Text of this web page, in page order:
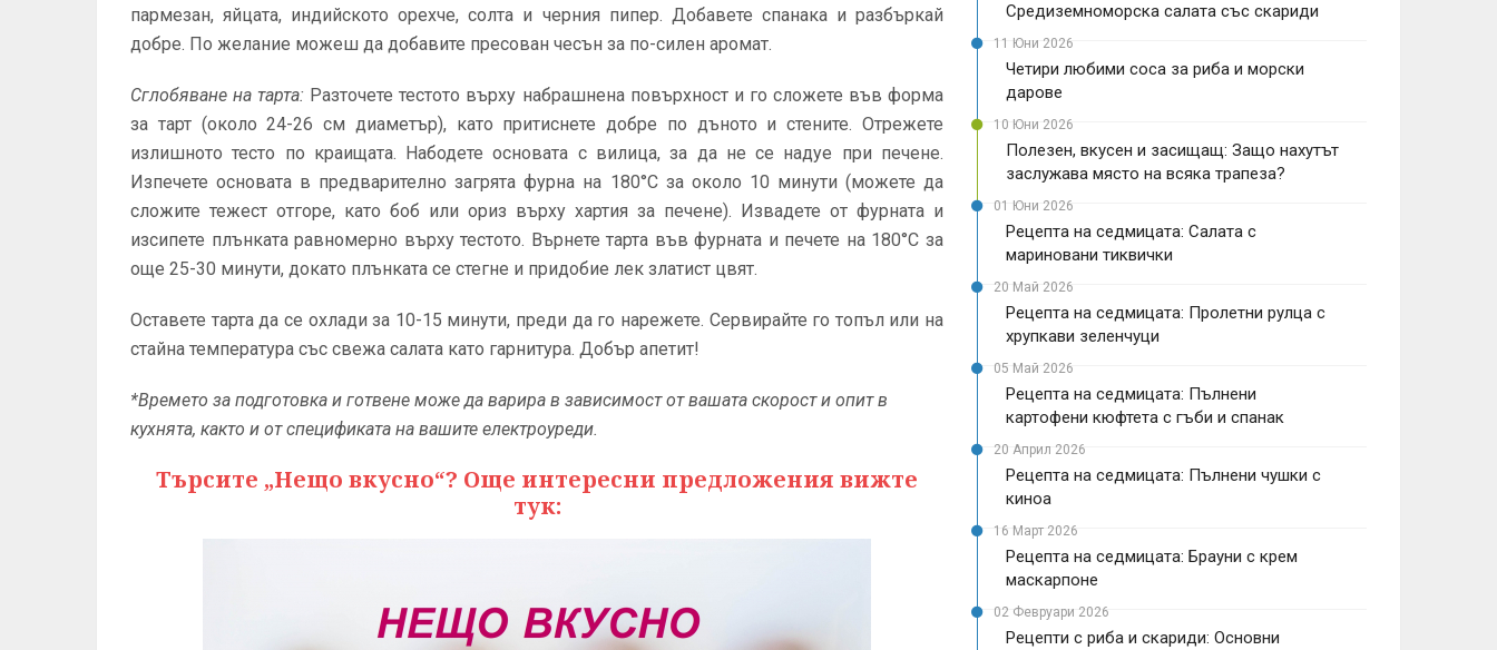
пармезан, яйцата, индийското орехче, солта и черния пипер. Добавете спанака и разбъркай
добре. По желание можеш да добавите пресован чесън за по-силен аромат.
Сглобяване на тарта: Разточете тестото върху набрашнена повърхност и го сложете във форма
за тарт (около 24-26 см диаметър), като притиснете добре по дъното и стените. Отрежете
излишното тесто по краищата. Набодете основата с вилица, за да не се надуе при печене.
Изпечете основата в предварително загрята фурна на 180°C за около 10 минути (можете да
сложите тежест отгоре, като боб или ориз върху хартия за печене). Извадете от фурната и
изсипете плънката равномерно върху тестото. Върнете тарта във фурната и печете на 180°C за
още 25-30 минути, докато плънката се стегне и придобие лек златист цвят.
Оставете тарта да се охлади за 10-15 минути, преди да го нарежете. Сервирайте го топъл или на
стайна температура със свежа салата като гарнитура. Добър апетит!
*Времето за подготовка и готвене може да варира в зависимост от вашата скорост и опит в
кухнята, както и от спецификата на вашите електроуреди.
Търсите „Нещо вкусно“? Още интересни предложения вижте
тук:
Средиземноморска салата със скариди
11 Юни 2026
Четири любими соса за риба и морски
дарове
10 Юни 2026
Полезен, вкусен и засищащ: Защо нахутът
заслужава място на всяка трапеза?
01 Юни 2026
Рецепта на седмицата: Салата с
мариновани тиквички
20 Май 2026
Рецепта на седмицата: Пролетни рулца с
хрупкави зеленчуци
05 Май 2026
Рецепта на седмицата: Пълнени
картофени кюфтета с гъби и спанак
20 Април 2026
Рецепта на седмицата: Пълнени чушки с
киноа
16 Март 2026
Рецепта на седмицата: Брауни с крем
маскарпоне
02 Февруари 2026
Рецепти с риба и скариди: Основни